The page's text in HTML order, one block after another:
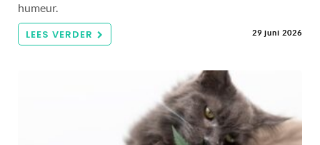
humeur.
LEES VERDER 29 juni 2026